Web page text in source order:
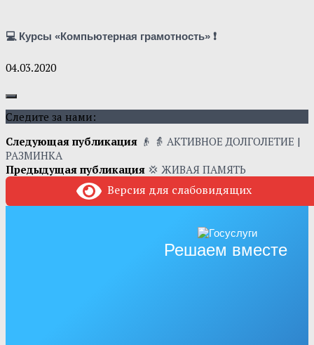
💻 Курсы «Компьютерная грамотность» ❗
04.03.2020
Следите за нами:
Следующая публикация 👴 👵 АКТИВНОЕ ДОЛГОЛЕТИЕ |
РАЗМИНКА
Предыдущая публикация 💢 ЖИВАЯ ПАМЯТЬ
Версия для слабовидящих
Решаем вместе